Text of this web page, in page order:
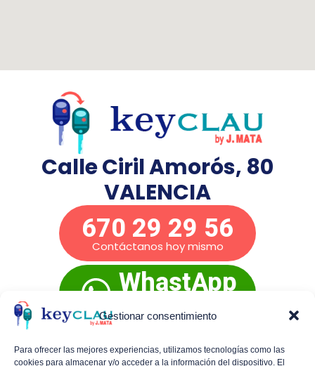
Gestionar consentimiento
Para ofrecer las mejores experiencias, utilizamos tecnologías como las
cookies para almacenar y/o acceder a la información del dispositivo. El
Calle Ciril Amorós, 80
VALENCIA
670 29 29 56
Contáctanos hoy mismo
WhastApp
inmediato